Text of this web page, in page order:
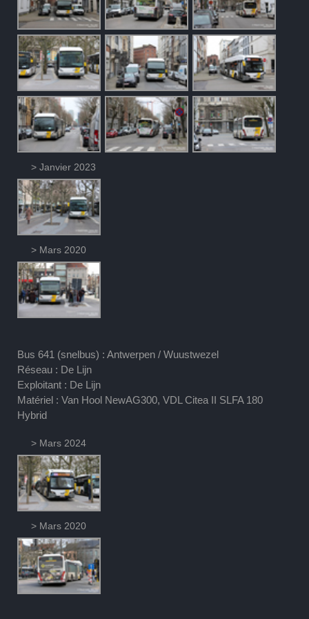
> Janvier 2023
> Mars 2020
Bus 641 (snelbus) : Antwerpen / Wuustwezel
Réseau : De Lijn
Exploitant : De Lijn
Matériel : Van Hool NewAG300, VDL Citea II SLFA 180
Hybrid
> Mars 2024
> Mars 2020